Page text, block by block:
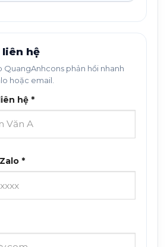
hệ
QuangAnhcons phản hồi nhanh
hoặc email.
hệ *
*